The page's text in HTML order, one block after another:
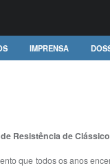
IMPRENSA
Resistência de
que todos os anos